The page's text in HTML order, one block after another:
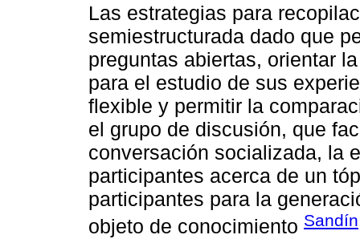
Las estrategias para
semiestructurada dado que
preguntas abiertas, orientar
para el estudio de sus
flexible y permitir la
el grupo de discusión, que
conversación socializada, la
participantes acerca de un
participantes para la
objeto de conocimiento